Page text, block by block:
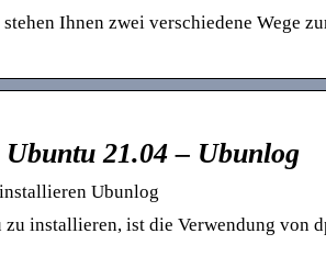
Ihnen zwei verschiedene Wege
21.04 – Ubunlog
Ubunlog
installieren, ist die Verwendung von